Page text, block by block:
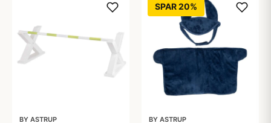
BY ASTRUP
SPAR 20%
BY ASTRUP